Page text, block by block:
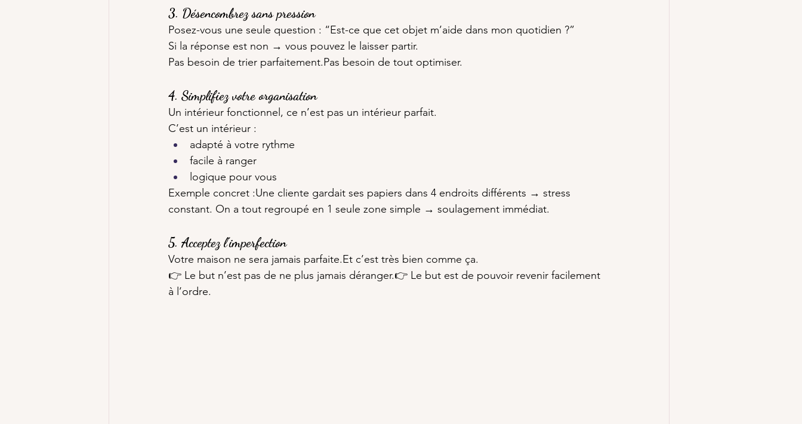
3. Désencombrez sans pression
Posez-vous une seule question : “Est-ce que cet objet m’aide dans mon quotidien ?”
Si la réponse est non → vous pouvez le laisser partir.
Pas besoin de trier parfaitement.Pas besoin de tout optimiser.
4. Simplifiez votre organisation
Un intérieur fonctionnel, ce n’est pas un intérieur parfait.
C’est un intérieur :
adapté à votre rythme
facile à ranger
logique pour vous
Exemple concret :Une cliente gardait ses papiers dans 4 endroits différents → stress
constant. On a tout regroupé en 1 seule zone simple → soulagement immédiat.
5. Acceptez l’imperfection
Votre maison ne sera jamais parfaite.Et c’est très bien comme ça.
👉 Le but n’est pas de ne plus jamais déranger.👉 Le but est de pouvoir revenir facilement
à l’ordre.